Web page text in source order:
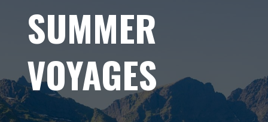
SUMMER
VOYAGES